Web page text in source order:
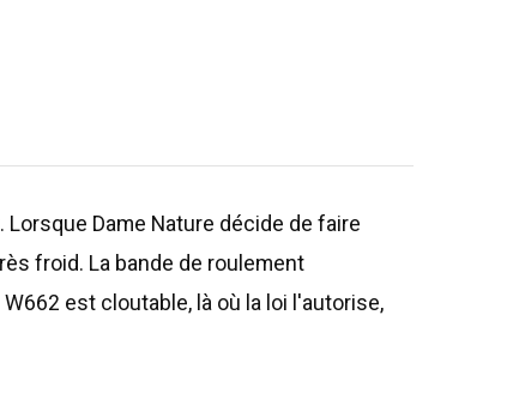
Dame Nature décide de faire
froid. La bande de roulement
est cloutable, là où la loi l'autorise,